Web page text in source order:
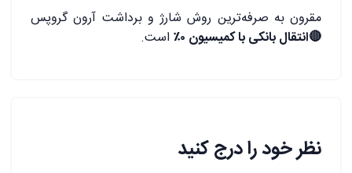
مقرون به صرفه‌ترین روش شارژ و برداشت آرون گروپس
🔴انتقال بانکی با کمیسیون ۰٪ است.
نظر خود را درج کنید